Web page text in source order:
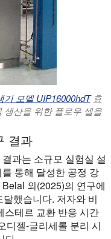
모델 UIP16000hdT효
생산을 위한 플로우 셀을
결과
과는 소규모 실험실 설
통해 달성한 공정 강
외(2025)의 연구에
했습니다. 저자와 비
스테르 교환 반응 시간
디젤-글리세롤 분리 시